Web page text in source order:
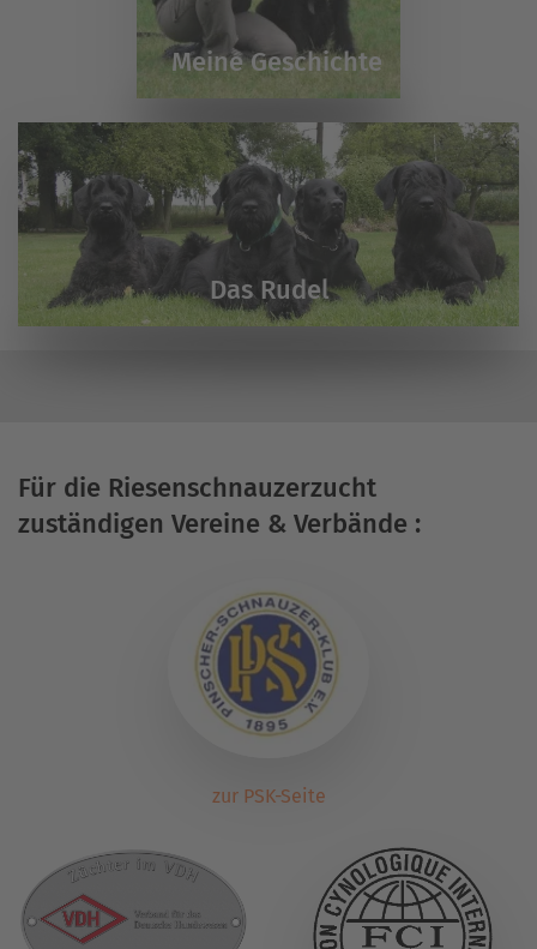
Meine Geschichte
Das Rudel
Für die Riesenschnauzerzucht
zuständigen Vereine & Verbände :
zur PSK-Seite